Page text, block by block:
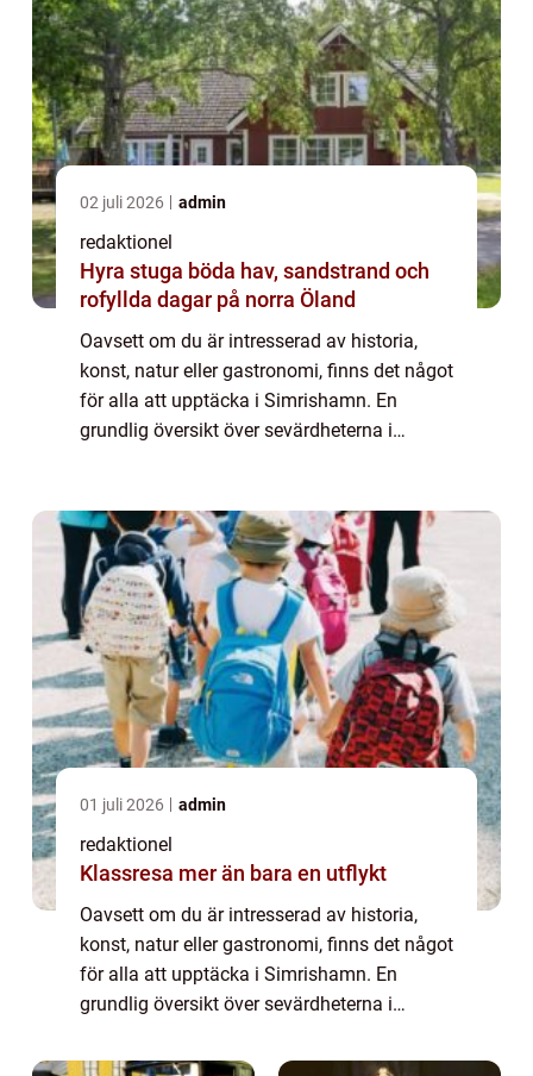
02 juli 2026 admin
redaktionel
Hyra stuga böda hav, sandstrand och
rofyllda dagar på norra Öland
Oavsett om du är intresserad av historia,
konst, natur eller gastronomi, finns det något
för alla att upptäcka i Simrishamn. En
grundlig översikt över sevärdheterna i
...
01 juli 2026 admin
redaktionel
Klassresa mer än bara en utflykt
Oavsett om du är intresserad av historia,
konst, natur eller gastronomi, finns det något
för alla att upptäcka i Simrishamn. En
grundlig översikt över sevärdheterna i
vackra natur och pittoreska hamn, som är en